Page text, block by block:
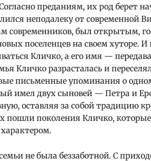
преданиям, их род берет
неподалеку от современной
современников, был открытым,
поселенцев на своем хуторе. И
Кличко, а его имя —
Кличко разрасталась и
письменные упоминания о
имел двух сыновей — Петра и
оставляя за собой традицию
пошли поколения Кличко,
не была беззаботной. С